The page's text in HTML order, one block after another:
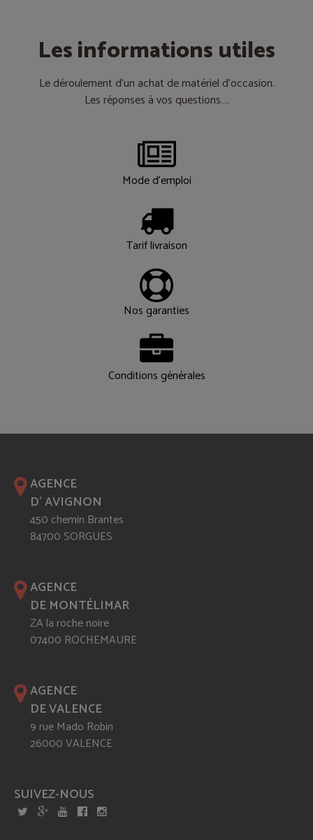
Les informations utiles
Le déroulement d’un achat de matériel d’occasion.
Les réponses à vos questions….
Mode d'emploi
Tarif livraison
Nos garanties
Conditions générales
AGENCE
D' AVIGNON
450 chemin Brantes
84700 SORGUES
AGENCE
DE MONTÉLIMAR
ZA la roche noire
07400 ROCHEMAURE
AGENCE
DE VALENCE
9 rue Mado Robin
26000 VALENCE
SUIVEZ-NOUS